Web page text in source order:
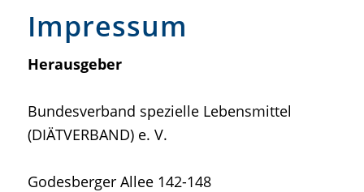
Impressum
Herausgeber
Bundesverband spezielle Lebensmittel
(DIÄTVERBAND) e. V.
Godesberger Allee 142-148